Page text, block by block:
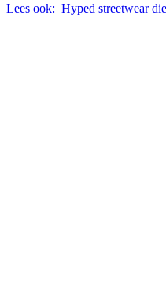
Lees ook: Hyped streetwear